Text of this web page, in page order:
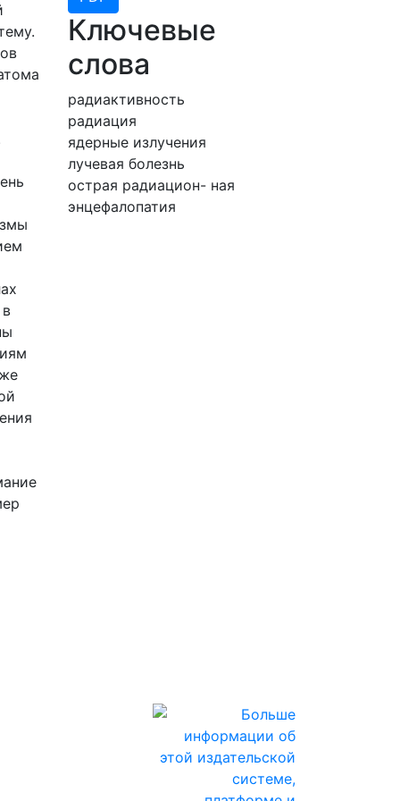
Ключевые
слова
радиактивность
радиация
ядерные излучения
лучевая болезнь
острая радиацион- ная
энцефалопатия